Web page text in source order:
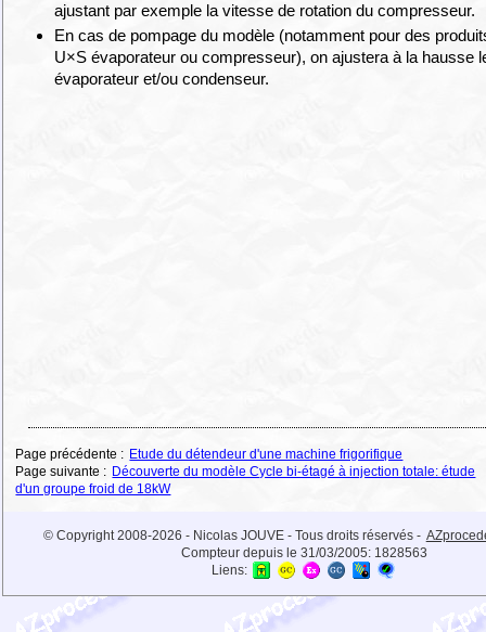
ajustant par exemple la vitesse de rotation du compresseur.
En cas de pompage du modèle (notamment pour des
U×S évaporateur ou compresseur), on ajustera à la hausse
évaporateur et/ou condenseur.
Page précédente : Etude du détendeur d'une machine frigorifique
Page suivante : Découverte du modèle Cycle bi-étagé à injection totale: étude
d'un groupe froid de 18kW
© Copyright 2008-2026 - Nicolas JOUVE - Tous droits réservés -
Compteur depuis le 31/03/2005: 1828563
Liens: